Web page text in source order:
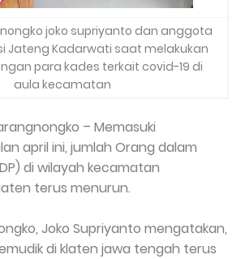
joko supriyanto dan anggota
Jateng Kadarwati saat melakukan
para kades terkait covid-19 di
aula kecamatan
– Memasuki
april ini, jumlah Orang dalam
di wilayah kecamatan
terus menurun.
Joko Supriyanto mengatakan,
di klaten jawa tengah terus